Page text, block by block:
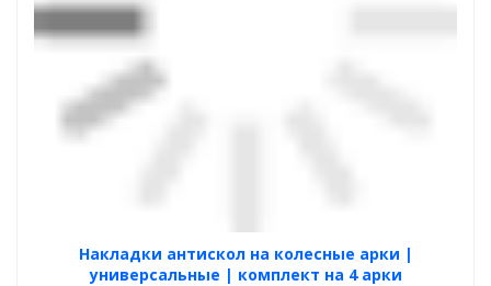
Накладки антискол на колесные арки |
универсальные | комплект на 4 арки